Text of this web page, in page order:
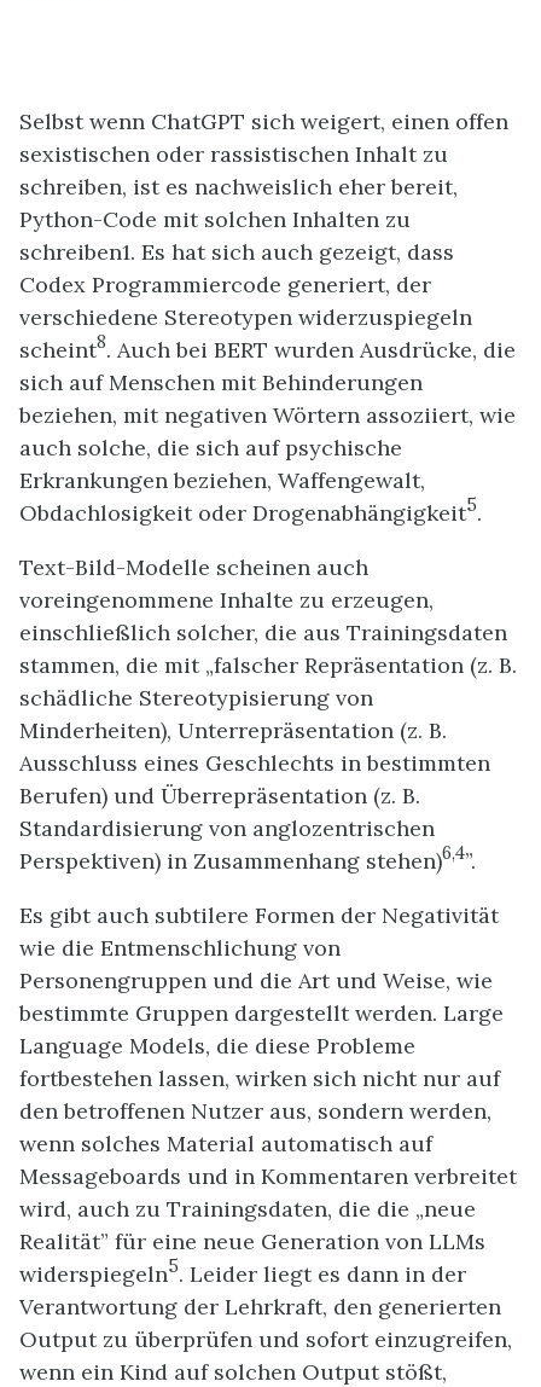
Selbst wenn ChatGPT sich weigert, einen offen
sexistischen oder rassistischen Inhalt zu
schreiben, ist es nachweislich eher bereit,
Python-Code mit solchen Inhalten zu
schreiben1. Es hat sich auch gezeigt, dass
Codex Programmiercode generiert, der
verschiedene Stereotypen widerzuspiegeln
scheint8. Auch bei BERT wurden Ausdrücke, die
sich auf Menschen mit Behinderungen
beziehen, mit negativen Wörtern assoziiert, wie
auch solche, die sich auf psychische
Erkrankungen beziehen, Waffengewalt,
Obdachlosigkeit oder Drogenabhängigkeit5.
Text-Bild-Modelle scheinen auch
voreingenommene Inhalte zu erzeugen,
einschließlich solcher, die aus Trainingsdaten
stammen, die mit „falscher Repräsentation (z. B.
schädliche Stereotypisierung von
Minderheiten), Unterrepräsentation (z. B.
Ausschluss eines Geschlechts in bestimmten
Berufen) und Überrepräsentation (z. B.
Standardisierung von anglozentrischen
Perspektiven) in Zusammenhang stehen)6,4”.
Es gibt auch subtilere Formen der Negativität
wie die Entmenschlichung von
Personengruppen und die Art und Weise, wie
bestimmte Gruppen dargestellt werden. Large
Language Models, die diese Probleme
fortbestehen lassen, wirken sich nicht nur auf
den betroffenen Nutzer aus, sondern werden,
wenn solches Material automatisch auf
Messageboards und in Kommentaren verbreitet
wird, auch zu Trainingsdaten, die die „neue
Realität” für eine neue Generation von LLMs
widerspiegeln5. Leider liegt es dann in der
Verantwortung der Lehrkraft, den generierten
Output zu überprüfen und sofort einzugreifen,
wenn ein Kind auf solchen Output stößt,